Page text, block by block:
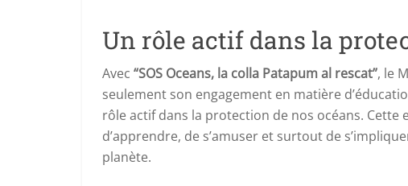
Un rôle actif dans la
Avec “SOS Oceans, la colla Patapum al rescat”, le
seulement son engagement en matière
rôle actif dans la protection de nos océans.
d’apprendre, de s’amuser et surtout de
planète.